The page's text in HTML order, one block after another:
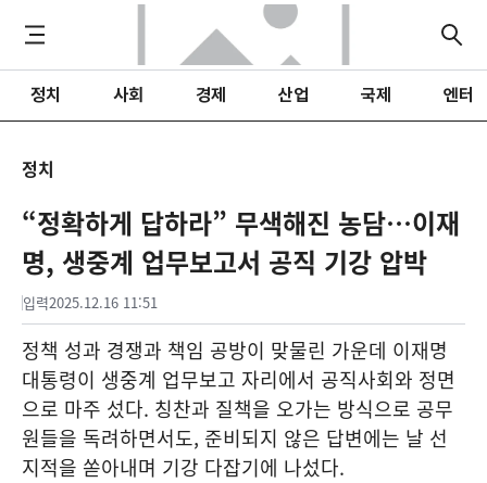
정치 사회 경제 산업 국제 엔터
정치
“정확하게 답하라” 무색해진 농담…이재
명, 생중계 업무보고서 공직 기강 압박
입력2025.12.16 11:51
정책 성과 경쟁과 책임 공방이 맞물린 가운데 이재명
대통령이 생중계 업무보고 자리에서 공직사회와 정면
으로 마주 섰다. 칭찬과 질책을 오가는 방식으로 공무
원들을 독려하면서도, 준비되지 않은 답변에는 날 선
지적을 쏟아내며 기강 다잡기에 나섰다.